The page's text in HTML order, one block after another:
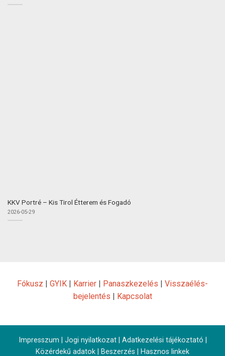
KKV Portré – Kis Tirol Étterem és Fogadó
2026-05-29
Fókusz GYIK Karrier Panaszkezelés
Visszaélés-
bejelentés
Kapcsolat
Impresszum Jogi nyilatkozat| Adatkezelési tájékoztató
Közérdekű adatok
Beszerzés Hasznos linkek